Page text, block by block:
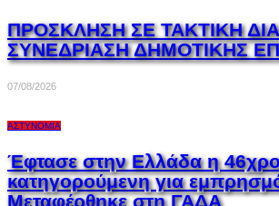
ΠΡΟΣΚΛΗΣΗ ΣΕ ΤΑΚΤΙΚΗ
ΣΥΝΕΔΡΙΑΣΗ ΔΗΜΟΤΙΚΗΣ
07/08/2026
ΑΣΤΥΝΟΜΊΑ
Έφτασε στην Ελλάδα η
κατηγορούμενη για
Μεταφέρθηκε στη ΓΑΔΑ